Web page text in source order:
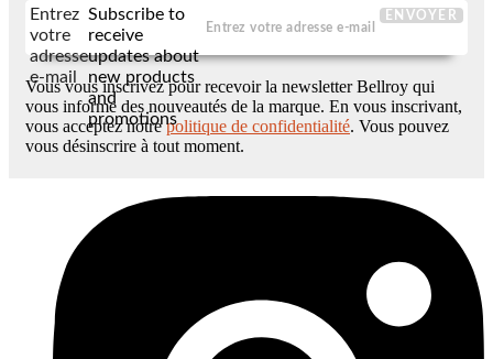
Entrez
votre
adresse
e-mail
Subscribe to
receive
updates about
new products
and
promotions
ENVOYER
Vous vous inscrivez pour recevoir la newsletter Bellroy qui
vous informe des nouveautés de la marque. En vous inscrivant,
vous acceptez notrepolitique de confidentialité. Vous pouvez
vous désinscrire à tout moment.